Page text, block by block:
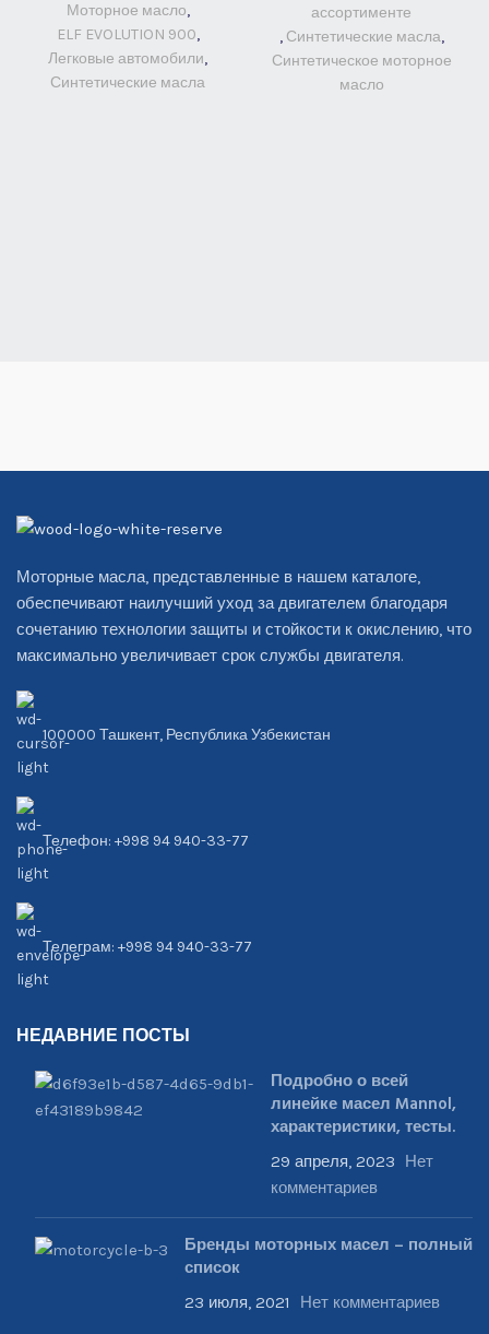
Моторное масло,
ELF EVOLUTION 900,
Легковые автомобили,
Синтетические масла
ассортименте
, Синтетические масла,
Синтетическое моторное
масло
Моторные масла, представленные в нашем каталоге,
обеспечивают наилучший уход за двигателем благодаря
сочетанию технологии защиты и стойкости к окислению, что
максимально увеличивает срок службы двигателя.
100000 Ташкент, Республика Узбекистан
Телефон: +998 94 940-33-77
Телеграм: +998 94 940-33-77
НЕДАВНИЕ ПОСТЫ
Подробно о всей
линейке масел Mannol,
характеристики, тесты.
29 апреля, 2023
Нет
комментариев
Бренды моторных масел – полный
список
23 июля, 2021 Нет комментариев